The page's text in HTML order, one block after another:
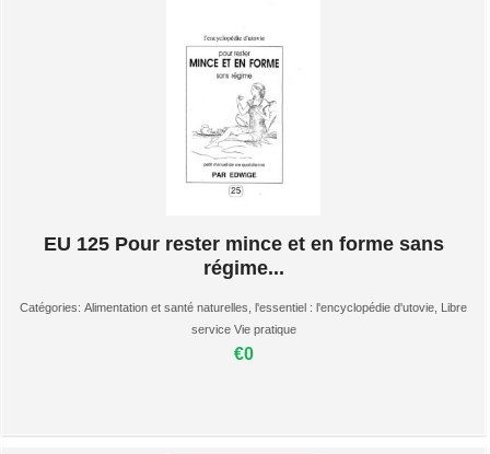
EU 125 Pour rester mince et en forme sans
régime...
Catégories: Alimentation et santé naturelles l'essentiel : l'encyclopédie d'utovie Libre
service Vie pratique
€0